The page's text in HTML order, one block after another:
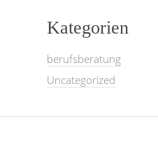
Kategorien
berufsberatung
Uncategorized